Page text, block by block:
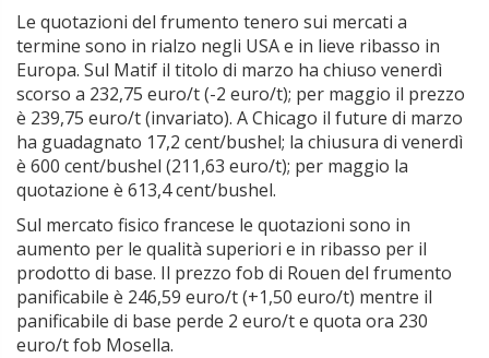
Le quotazioni del frumento tenero sui mercati a
termine sono in rialzo negli USA e in lieve ribasso in
Europa. Sul Matif il titolo di marzo ha chiuso venerdì
scorso a 232,75 euro/t (-2 euro/t); per maggio il prezzo
è 239,75 euro/t (invariato). A Chicago il future di marzo
ha guadagnato 17,2 cent/bushel; la chiusura di venerdì
è 600 cent/bushel (211,63 euro/t); per maggio la
quotazione è 613,4 cent/bushel.
Sul mercato fisico francese le quotazioni sono in
aumento per le qualità superiori e in ribasso per il
prodotto di base. Il prezzo fob di Rouen del frumento
panificabile è 246,59 euro/t (+1,50 euro/t) mentre il
panificabile di base perde 2 euro/t e quota ora 230
euro/t fob Mosella.